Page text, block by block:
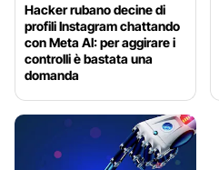
Hacker rubano decine di
profili Instagram chattando
con Meta AI: per aggirare i
controlli è bastata una
domanda